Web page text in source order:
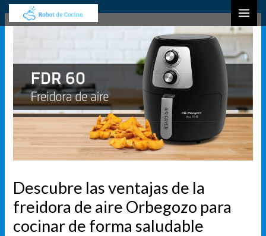
Descubre las ventajas de la
freidora de aire Orbegozo para
cocinar de forma saludable
Navegación
deu
r